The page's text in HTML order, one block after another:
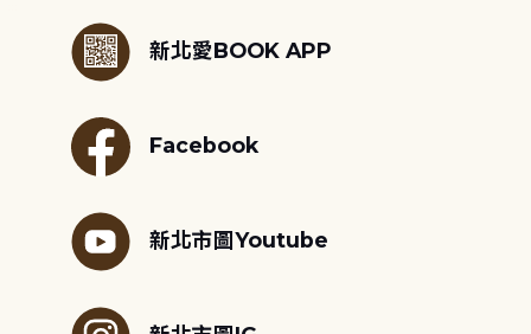
新北愛BOOK APP
Facebook
新北市圖Youtube